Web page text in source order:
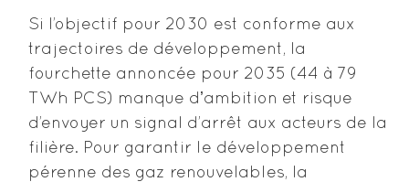
Si l’objectif pour 2030 est conforme aux
trajectoires de développement, la
fourchette annoncée pour 2035 (44 à 79
TWh PCS) manque dʼambition et risque
d’envoyer un signal d’arrêt aux acteurs de la
filière. Pour garantir le développement
pérenne des gaz renouvelables, la